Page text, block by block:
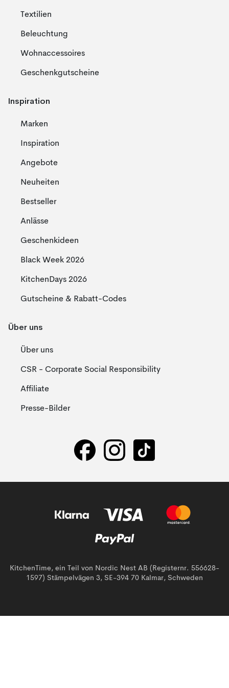
Textilien
Beleuchtung
Wohnaccessoires
Geschenkgutscheine
Inspiration
Marken
Inspiration
Angebote
Neuheiten
Bestseller
Anlässe
Geschenkideen
Black Week 2026
KitchenDays 2026
Gutscheine & Rabatt-Codes
Über uns
Über uns
CSR - Corporate Social Responsibility
Affiliate
Presse-Bilder
KitchenTime, ein Teil von Nordic Nest AB (Registernr. 556628-
1597) Stämpelvägen 3, SE-394 70 Kalmar, Schweden